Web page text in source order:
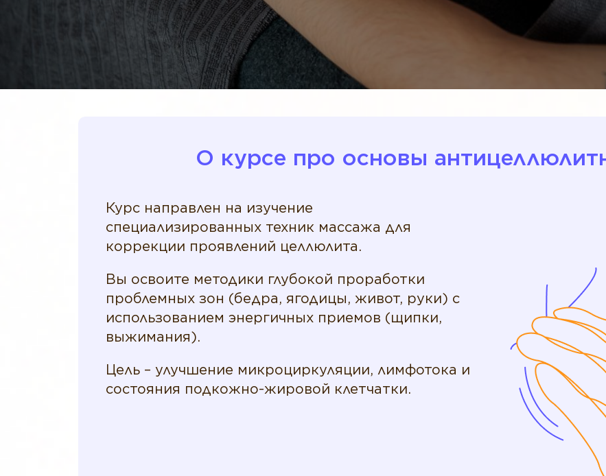
О курсе про основы
Курс направлен на изучение
специализированных техник массажа для
коррекции проявлений целлюлита.
Вы освоите методики глубокой проработки
проблемных зон (бедра, ягодицы, живот, руки) с
использованием энергичных приемов (щипки,
выжимания).
Цель – улучшение микроциркуляции, лимфотока и
состояния подкожно-жировой клетчатки.